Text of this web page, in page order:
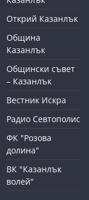
Открий Казанлък
Община
Казанлък
Общински съвет
– Казанлък
Вестник Искра
Радио Севтополис
ФК "Розова
долина"
ВК "Казанлък
волей"